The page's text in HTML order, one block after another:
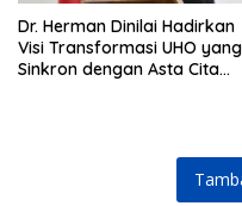
Dr. Herman Dinilai Hadirkan
Visi Transformasi UHO yang
Sinkron dengan Asta Cita